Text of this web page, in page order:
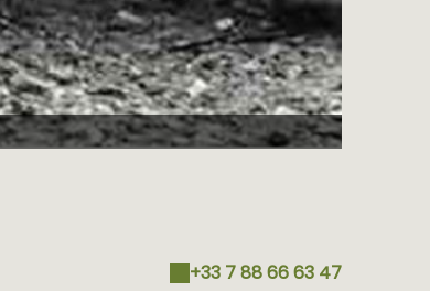
+33 7 88 66 63 47